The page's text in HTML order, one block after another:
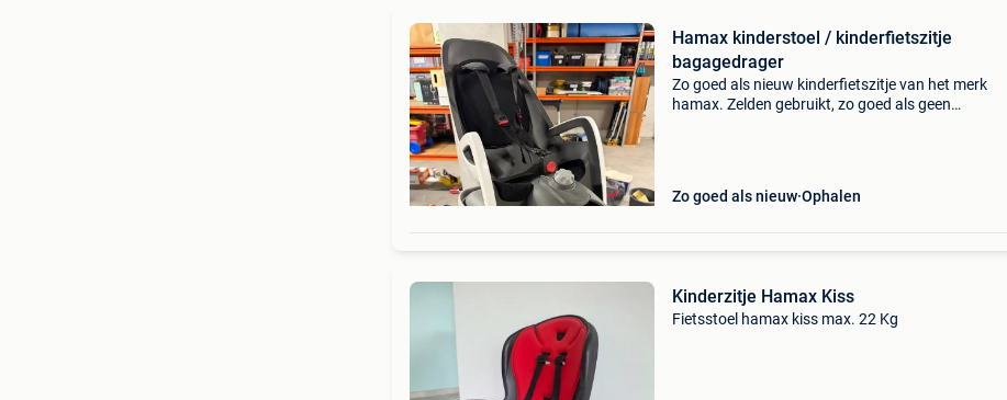
Hamax kinderstoel / kinderfietszitje
bagagedrager
Zo goed als nieuw kinderfietszitje van het merk
hamax. Zelden gebruikt, zo goed als geen
Zo goed als nieuw Ophalen
Kinderzitje Hamax Kiss
Fietsstoel hamax kiss max. 22 Kg